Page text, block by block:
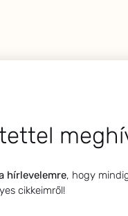
hírlevelemre, hogy
cikkeimről!